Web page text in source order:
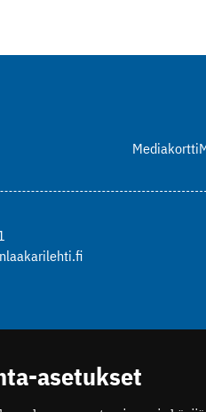
Mediakortti
asetukset